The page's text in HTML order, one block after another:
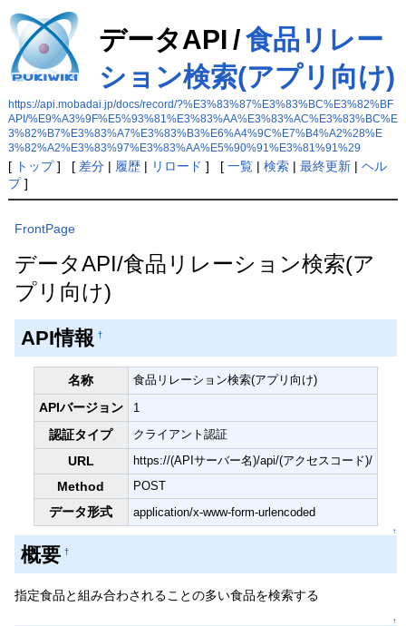
データAPI /食品リレー
ション検索(アプリ向け)
https://api.mobadai.jp/docs/record/?%E3%83%87%E3%83%BC%E3%82%BF
API/%E9%A3%9F%E5%93%81%E3%83%AA%E3%83%AC%E3%83%BC%E
3%82%B7%E3%83%A7%E3%83%B3%E6%A4%9C%E7%B4%A2%28%E
3%82%A2%E3%83%97%E3%83%AA%E5%90%91%E3%81%91%29
[ トップ] [ 差分| 履歴| リロード ] [ 一覧| 検索| 最終更新| ヘル
プ]
FrontPage
データAPI/食品リレーション検索(ア
プリ向け)
API情報 †
名称 食品リレーション検索(アプリ向け)
APIバージョン 1
認証タイプ クライアント認証
URL https://(APIサーバー名)/api/(アクセスコード)/
Method POST
データ形式 application/x-www-form-urlencoded
↑
概要 †
指定食品と組み合わされることの多い食品を検索する
↑